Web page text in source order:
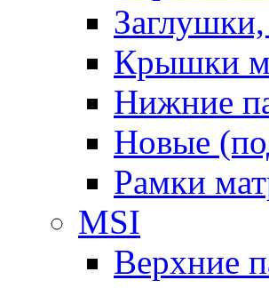
Крышки
Нижние
Новые
Рамки
MSI
Верхние